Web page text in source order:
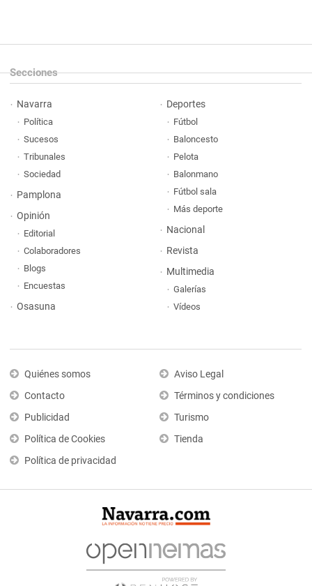
Secciones
Navarra
Política
Sucesos
Tribunales
Sociedad
Pamplona
Opinión
Editorial
Colaboradores
Blogs
Encuestas
Osasuna
Deportes
Fútbol
Baloncesto
Pelota
Balonmano
Fútbol sala
Más deporte
Nacional
Revista
Multimedia
Galerías
Vídeos
Quiénes somos
Contacto
Publicidad
Política de Cookies
Política de privacidad
Aviso Legal
Términos y condiciones
Turismo
Tienda